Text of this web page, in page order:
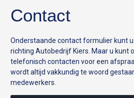
Contact
Onderstaande contact formulier kunt
richting Autobedrijf Kiers. Maar u kunt
telefonisch contacten voor een
wordt altijd vakkundig te woord
medewerkers.